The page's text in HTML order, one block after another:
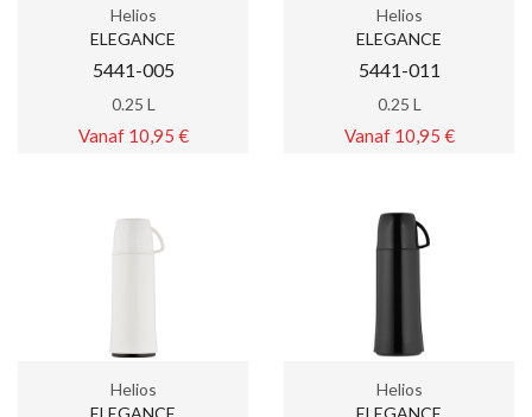
Helios
ELEGANCE
5441-005
0.25 L
Vanaf 10,95 €
Helios
ELEGANCE
5441-011
0.25 L
Vanaf 10,95 €
Helios
Helios